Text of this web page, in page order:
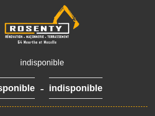
indisponible
- indisponible